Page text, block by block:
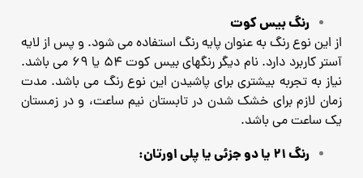
رنگ بیس کوت
از این نوع رنگ به عنوان پایه رنگ استفاده می شود. و پس از لایه
آستر کاربرد دارد. نام دیگر رنگهای بیس کوت 54 یا 69
می باشد.
نیاز به تجربه بیشتری برای پاشیدن این نوع رنگ می باشد. مدت
زمان لازم برای خشک شدن در تابستان نیم ساعت، و در زمستان
یک ساعت می باشد.
رنگ 21 یا دو جزئی یا پلی اورتان: